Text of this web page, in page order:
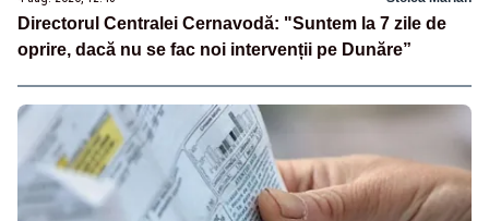
Directorul Centralei Cernavodă: "Suntem la 7 zile de
oprire, dacă nu se fac noi intervenții pe Dunăre”